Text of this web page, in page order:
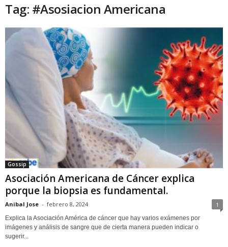
Tag: #Asosiacion Americana
Gossip
Asociación Americana de Cáncer explica
porque la biopsia es fundamental.
Anibal Jose - febrero 8, 2024 1
Explica la Asociación América de cáncer que hay varios exámenes por
imágenes y análisis de sangre que de cierta manera pueden indicar o
sugerir...